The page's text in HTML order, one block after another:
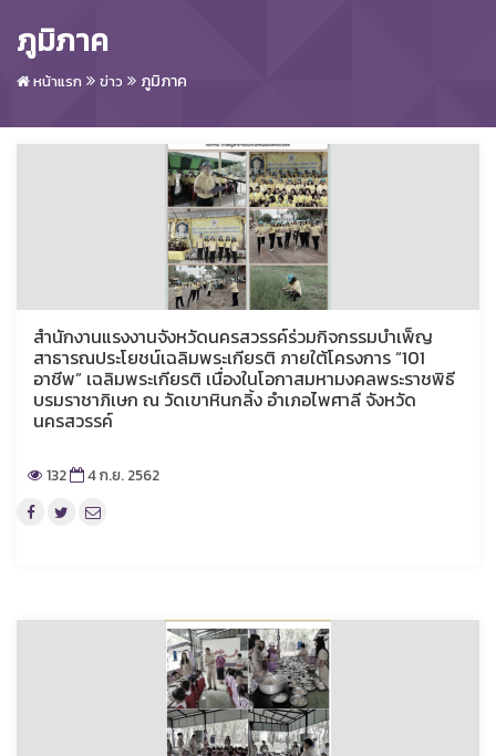
ภูมิภาค
หน้าแรก ข่าว ภูมิภาค
สำนักงานแรงงานจังหวัดนครสวรรค์ร่วมกิจกรรมบำเพ็ญ
สาธารณประโยชน์เฉลิมพระเกียรติ ภายใต้โครงการ “101
อาชีพ” เฉลิมพระเกียรติ เนื่องในโอกาสมหามงคลพระราชพิธี
บรมราชาภิเษก ณ วัดเขาหินกลิ้ง อำเภอไพศาลี จังหวัด
นครสวรรค์
132 4 ก.ย. 2562